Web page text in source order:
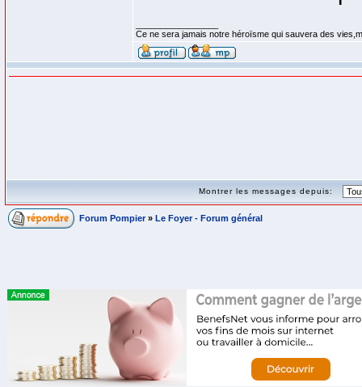
Ce ne sera jamais notre héroïsme qui sauvera des
Montrer les messages depuis:
Forum Pompier » Le Foyer - Forum général